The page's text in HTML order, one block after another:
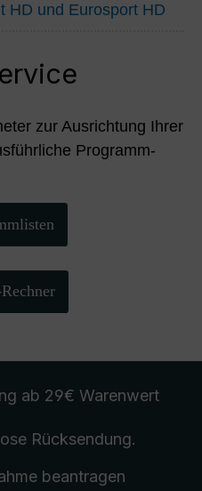
HD und Eurosport HD
zur Ausrichtung Ihrer
Programm-
ab 29€ Warenwert
Rücksendung.
beantragen